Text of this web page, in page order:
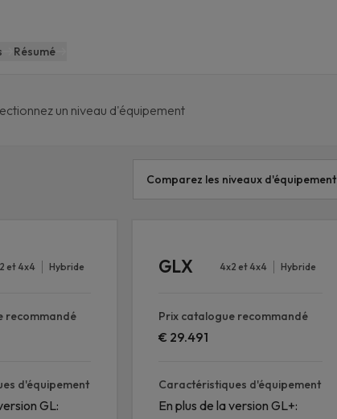
Résumé
un niveau d'équipement
Comparez les niveaux d'équipement
et 4x4 Hybride
recommandé
d'équipement
GL:
GLX 4x2 et 4x4 Hybride
Prix catalogue recommandé
€ 29.491
Caractéristiques d'équipement
En plus de la version GL+: